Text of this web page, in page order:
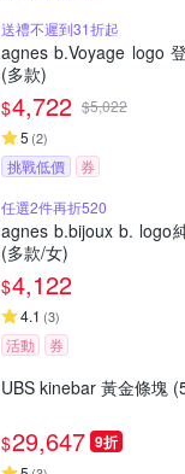
送禮不遲到31折起
agnes b.Voyage logo
(多款)
$4,722 $5,022
5 (2)
挑戰低價
券
任選2件再折520
agnes b.bijoux b. logo
(多款/女)
$4,122
4.1 (3)
活動 券
UBS kinebar 黃金條塊
$29,647 9折